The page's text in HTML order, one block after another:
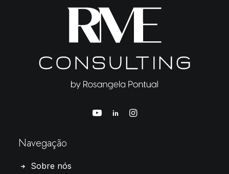
Navegação
Sobre nós